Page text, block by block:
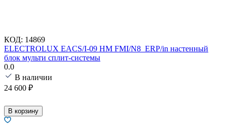
КОД: 14869
ELECTROLUX EACS/I-09 HM FMI/N8_ERP/in настенный
блок мульти сплит-системы
0.0
В наличии
24 600 ₽
В корзину